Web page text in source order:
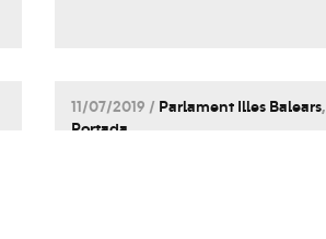
11/07/2019 / Parlament Illes Balears,
Portada